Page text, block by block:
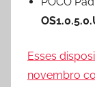
Esses
novembro